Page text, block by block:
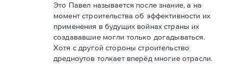
Это Павел называется после знание, а на
момент строительства об эффективности их
применения в будущих войнах страны их
создававшие могли только догадываться.
Хотя с другой стороны строительство
дредноутов толкает вперёд многие отрасли.